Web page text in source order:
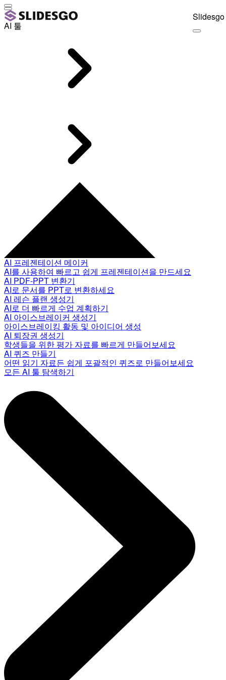
AI 툴
AI 프레젠테이션 메이커
AI를 사용하여 빠르고 쉽게 프레젠테이션을 만드세요
AI PDF-PPT 변환기
AI로 문서를 PPT로 변환하세요
AI 레슨 플랜 생성기
AI로 더 빠르게 수업 계획하기
AI 아이스브레이커 생성기
아이스브레이킹 활동 및 아이디어 생성
AI 퇴장권 생성기
학생들을 위한 평가 자료를 빠르게 만들어보세요
AI 퀴즈 만들기
어떤 읽기 자료든 쉽게 포괄적인 퀴즈로 만들어보세요
모든 AI 툴 탐색하기